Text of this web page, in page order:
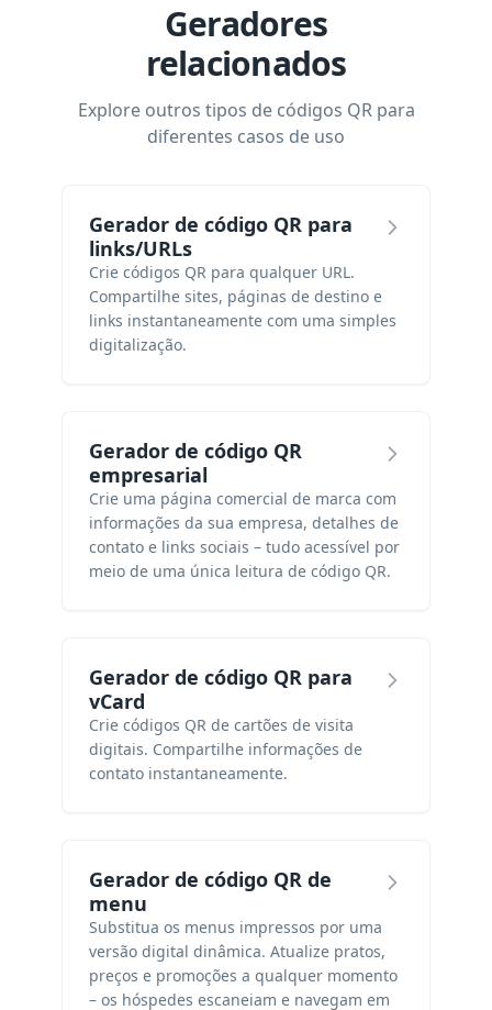
Geradores
relacionados
Explore outros tipos de códigos QR para
diferentes casos de uso
Gerador de código QR para
links/URLs
Crie códigos QR para qualquer URL.
Compartilhe sites, páginas de destino e
links instantaneamente com uma simples
digitalização.
Gerador de código QR
empresarial
Crie uma página comercial de marca com
informações da sua empresa, detalhes de
contato e links sociais – tudo acessível por
meio de uma única leitura de código QR.
Gerador de código QR para
vCard
Crie códigos QR de cartões de visita
digitais. Compartilhe informações de
contato instantaneamente.
Gerador de código QR de
menu
Substitua os menus impressos por uma
versão digital dinâmica. Atualize pratos,
preços e promoções a qualquer momento
– os hóspedes escaneiam e navegam em